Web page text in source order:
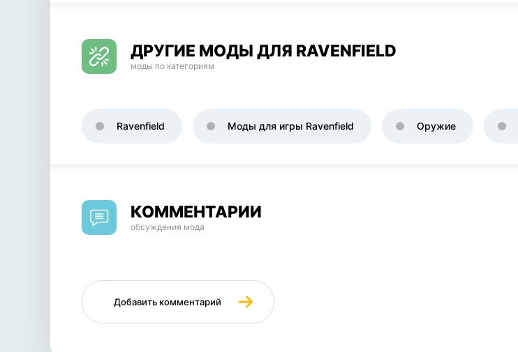
ДРУГИЕ МОДЫ ДЛЯ RAVENFIELD
моды по категориям
Ravenfield Моды для игры Ravenfield Оружие
КОММЕНТАРИИ
обсуждения мода
Добавить комментарий